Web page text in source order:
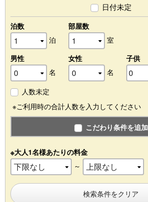
日付未定
泊数
泊
部屋数
室
男性
名
女性
名
子供
人数未定
※ご利用時の合計人数を入力してください
こだわり条件を追加
※大人1名様あたりの料金
～
検索条件をクリア